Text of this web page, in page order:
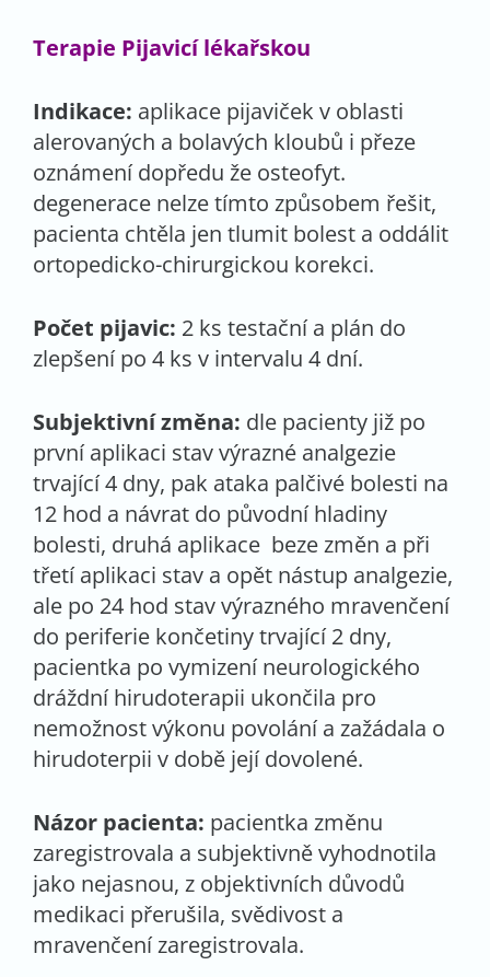
Terapie Pijavicí lékařskou
Indikace: aplikace pijaviček v oblasti
alerovaných a bolavých kloubů i přeze
oznámení dopředu že osteofyt.
degenerace nelze tímto způsobem řešit,
pacienta chtěla jen tlumit bolest a oddálit
ortopedicko-chirurgickou korekci.
Počet pijavic: 2 ks testační a plán do
zlepšení po 4 ks v intervalu 4 dní.
Subjektivní změna: dle pacienty již po
první aplikaci stav výrazné analgezie
trvající 4 dny, pak ataka palčivé bolesti na
12 hod a návrat do původní hladiny
bolesti, druhá aplikace beze změn a při
třetí aplikaci stav a opět nástup analgezie,
ale po 24 hod stav výrazného mravenčení
do periferie končetiny trvající 2 dny,
pacientka po vymizení neurologického
dráždní hirudoterapii ukončila pro
nemožnost výkonu povolání a zažádala o
hirudoterpii v době její dovolené.
Názor pacienta: pacientka změnu
zaregistrovala a subjektivně vyhodnotila
jako nejasnou, z objektivních důvodů
medikaci přerušila, svědivost a
mravenčení zaregistrovala.